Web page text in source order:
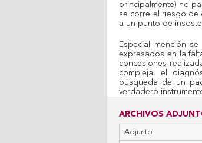
principalmente) no
se corre el riesgo de
a un punto de
Especial mención
expresados en la
concesiones
compleja, el
búsqueda de un
verdadero
ARCHIVOS
Adjunto